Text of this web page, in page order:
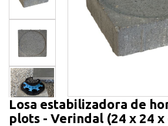
Losa estabilizadora de
plots - Verindal (24 x 24 x